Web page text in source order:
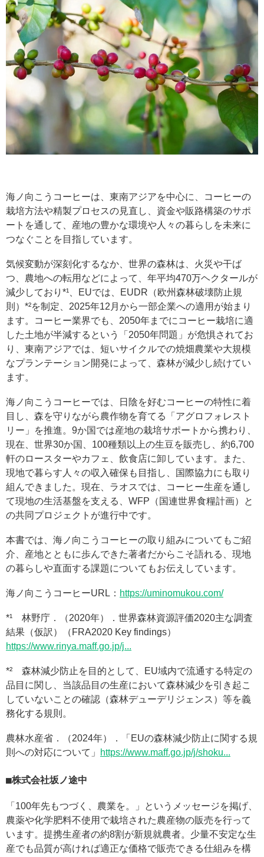
海ノ向こうコーヒーは、東南アジアを中心に、コーヒーの
栽培方法や精製プロセスの見直し、資金や販路構築のサポ
ートを通して、産地の豊かな環境や人々の暮らしを未来に
つなぐことを目指しています。
気候変動が深刻化するなか、世界の森林は、火災や干ば
つ、農地への転用などによって、年平均470万ヘクタールが
減少しており*¹、EUでは、EUDR（欧州森林破壊防止規
則）*²を制定、2025年12月から一部企業への適用が始まり
ます。コーヒー業界でも、2050年までにコーヒー栽培に適
した土地が半減するという「2050年問題」が危惧されてお
り、東南アジアでは、短いサイクルでの焼畑農業や大規模
なプランテーション開発によって、森林が減少し続けてい
ます。
海ノ向こうコーヒーでは、日陰を好むコーヒーの特性に着
目し、森を守りながら農作物を育てる「アグロフォレスト
リー」を推進。9か国では産地の栽培サポートから携わり、
現在、世界30か国、100種類以上の生豆を販売し、約6,700
軒のロースターやカフェ、飲食店に卸しています。また、
現地で暮らす人々の収入確保も目指し、国際協力にも取り
組んできました。現在、ラオスでは、コーヒー生産を通し
て現地の生活基盤を支える、WFP（国連世界食糧計画）と
の共同プロジェクトが進行中です。
本書では、海ノ向こうコーヒーの取り組みについてもご紹
介、産地とともに歩んできた著者だからこそ語れる、現地
の暮らしや直面する課題についてもお伝えしています。
海ノ向こうコーヒーURL： https://uminomukou.com/
*¹ 林野庁．（2020年）．世界森林資源評価2020主な調査
結果（仮訳）（FRA2020 Key findings）
https://www.rinya.maff.go.jp/j...
*² 森林減少防止を目的として、EU域内で流通する特定の
品目に関し、当該品目の生産において森林減少を引き起こ
していないことの確認（森林デューデリジェンス）等を義
務化する規則。
農林水産省．（2024年）．「EUの森林減少防止に関する規
則への対応について」
https://www.maff.go.jp/j/shoku...
株式会社坂ノ途中
「100年先もつづく、農業を。」というメッセージを掲げ、
農薬や化学肥料不使用で栽培された農産物の販売を行って
います。提携生産者の約8割が新規就農者。少量不安定な生
産でも品質が高ければ適正な価格で販売できる仕組みを構